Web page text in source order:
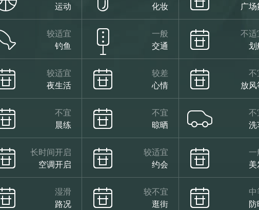
运动
化妆
广
较适宜
钓鱼
一般
交通
不适
划
较适宜
夜生活
较差
心情
不
放
不宜
晨练
不宜
晾晒
不
洗
长时间开启
空调开启
较适宜
约会
一
湿滑
路况
较不宜
逛街
中
防